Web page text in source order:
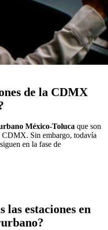
de la CDMX
México-Toluca que son
CDMX. Sin embargo, todavía
en la fase de
las estaciones en